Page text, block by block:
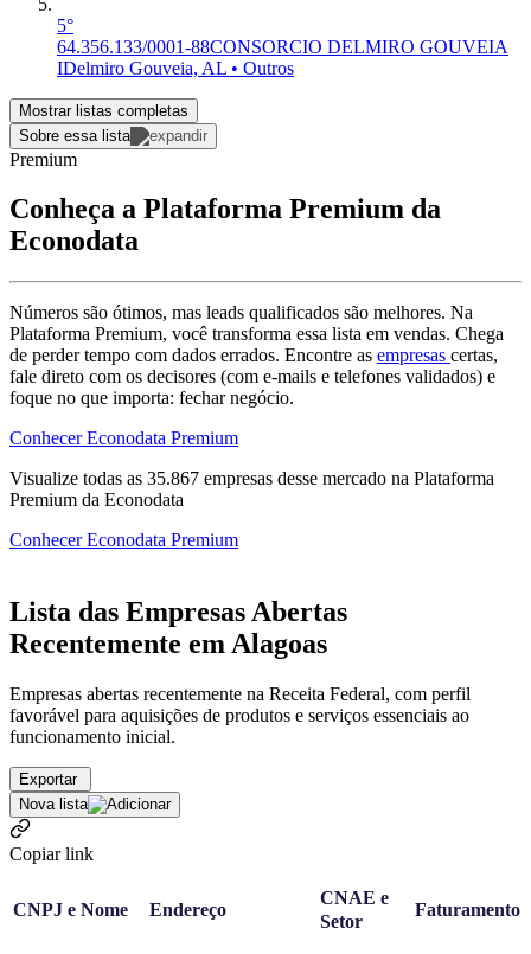
5°
64.356.133/0001-88CONSORCIO DELMIRO GOUVEIA
IDelmiro Gouveia, AL • Outros
Mostrar listas completas
Sobre essa lista
Premium
Conheça a Plataforma Premium da
Econodata
Números são ótimos, mas leads qualificados são melhores. Na
Plataforma Premium, você transforma essa lista em vendas. Chega
de perder tempo com dados errados. Encontre as empresas certas,
fale direto com os decisores (com e-mails e telefones validados) e
foque no que importa: fechar negócio.
Conhecer Econodata Premium
Visualize todas as 35.867 empresas desse mercado na Plataforma
Premium da Econodata
Conhecer Econodata Premium
Lista das Empresas Abertas
Recentemente em Alagoas
Empresas abertas recentemente na Receita Federal, com perfil
favorável para aquisições de produtos e serviços essenciais ao
funcionamento inicial.
Exportar
Nova lista
Copiar link
CNPJ e Nome Endereço
CNAE e
Setor
Faturamento